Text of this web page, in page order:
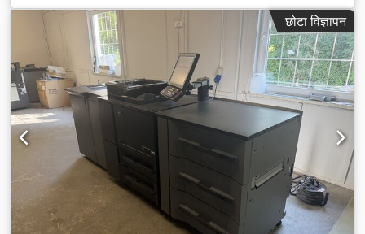
छोटा विज्ञापन